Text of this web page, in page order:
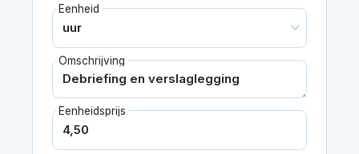
Eenheid
Omschrijving
Eenheidsprijs